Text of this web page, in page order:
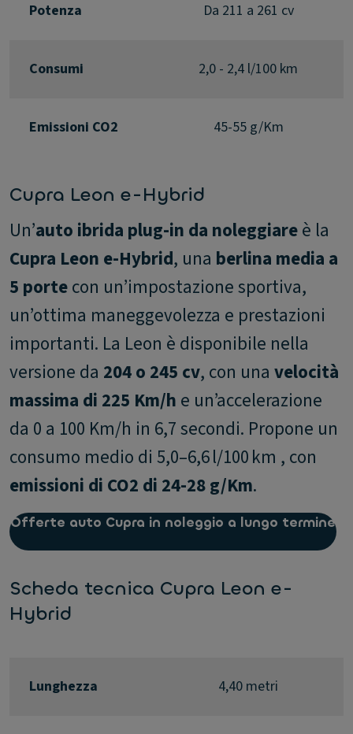
Potenza Da 211 a 261 cv
Consumi 2,0 - 2,4 l/100 km
Emissioni CO2 45-55 g/Km
Cupra Leon e-Hybrid
Un’auto ibrida plug-in da noleggiareè la
Cupra Leon e-Hybrid, una berlina media a
5 portecon un’impostazione sportiva,
un’ottima maneggevolezza e prestazioni
importanti. La Leon è disponibile nella
versione da 204 o 245 cv, con una velocità
massima di 225 Km/h e un’accelerazione
da 0 a 100 Km/h in 6,7 secondi. Propone un
consumo medio di 5,0–6,6 l/100 km , con
emissioni di CO2 di 24-28 g/Km.
Offerte auto Cupra in noleggio a lungo termine
Scheda tecnica Cupra Leon e-
Hybrid
Lunghezza 4,40 metri